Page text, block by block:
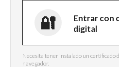
Entrar con
digital
Necesita tener instalado un certificado
navegador.